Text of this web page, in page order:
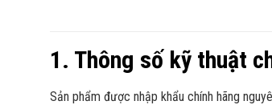
1. Thông số kỹ thuật
Sản phẩm được nhập khẩu chính hãng